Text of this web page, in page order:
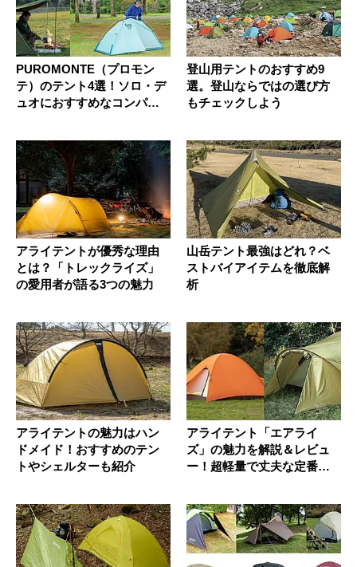
PUROMONTE（プロモン
テ）のテント4選！ソロ・デ
ュオにおすすめなコンパク
登山用テントのおすすめ9
選。登山ならではの選び方
もチェックしよう
アライテントが優秀な理由
とは？「トレックライズ」
の愛用者が語る3つの魅力
山岳テント最強はどれ？ベ
ストバイアイテムを徹底解
析
アライテントの魅力はハン
ドメイド！おすすめのテン
トやシェルターも紹介
アライテント「エアライ
ズ」の魅力を解説＆レビュ
ー！超軽量で丈夫な定番人